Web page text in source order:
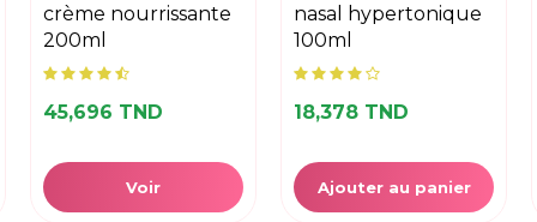
nasal hypertonique
100ml
18,378 TND
Ajouter au panier
silicone
5,711 TND
Ajouter au panier